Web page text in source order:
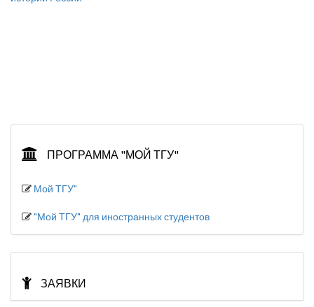
ПРОГРАММА "МОЙ ТГУ"
Мой ТГУ"
"Мой ТГУ" для иностранных студентов
ЗАЯВКИ